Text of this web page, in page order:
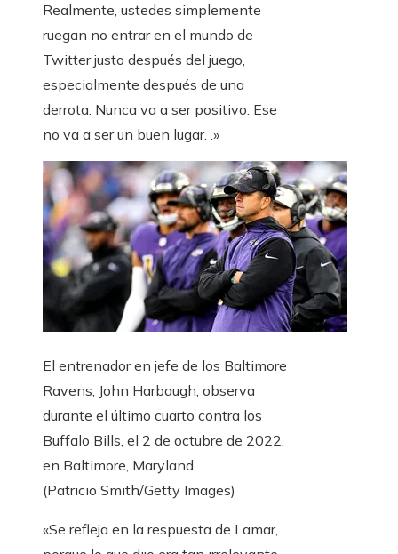
Realmente, ustedes simplemente
ruegan no entrar en el mundo de
Twitter justo después del juego,
especialmente después de una
derrota. Nunca va a ser positivo. Ese
no va a ser un buen lugar. .»
El entrenador en jefe de los Baltimore
Ravens, John Harbaugh, observa
durante el último cuarto contra los
Buffalo Bills, el 2 de octubre de 2022,
en Baltimore, Maryland.
(Patricio Smith/Getty Images)
«Se refleja en la respuesta de Lamar,